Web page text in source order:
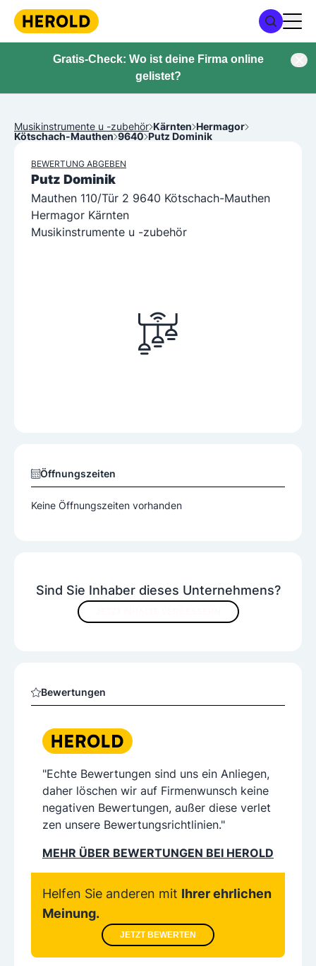
Gratis-Check: Wo ist deine Firma online
gelistet?
Musikinstrumente u -zubehör Kärnten Hermagor
Kötschach-Mauthen 9640 Putz Dominik
BEWERTUNG ABGEBEN
Putz Dominik
Mauthen 110/Tür 2 9640 Kötschach-Mauthen
Hermagor Kärnten
Musikinstrumente u -zubehör
Sind Sie Inhaber dieses Unternehmens?
Bewertungen
"Echte Bewertungen sind uns ein Anliegen,
daher löschen wir auf Firmenwunsch keine
negativen Bewertungen, außer diese verlet
zen unsere Bewertungsrichtlinien."
MEHR ÜBER BEWERTUNGEN BEI HEROLD
Helfen Sie anderen mit Ihrer ehrlichen
Meinung.
JETZT BEWERTEN
Öffnungszeiten
Keine Öffnungszeiten vorhanden